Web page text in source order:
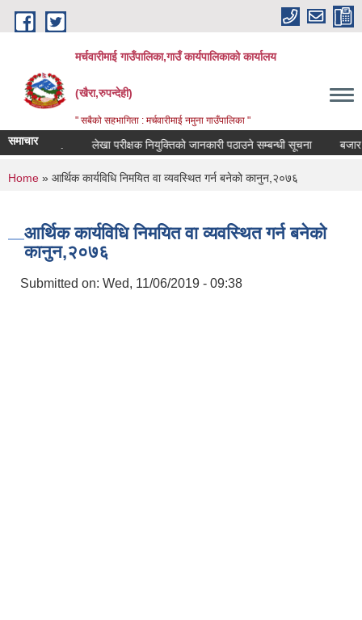
Skip to main content
मर्चवारीमाई गाउँपालिका,गाउँ कार्यपालिकाको कार्यालय
(खैरा,रुपन्देही)
" सबैको सहभागिता : मर्चवारीमाई नमुना गाउँपालिका "
समाचार
सूचना.. लेखा परीक्षक नियुक्तिको जानकारी पठाउने सम्बन्धी सूचना बजार
You are here
Home » आर्थिक कार्यविधि निमयित वा व्यवस्थित गर्न बनेको कानुन,२०७६
आर्थिक कार्यविधि निमयित वा व्यवस्थित गर्न बनेको
कानुन,२०७६
Submitted on: Wed, 11/06/2019 - 09:38